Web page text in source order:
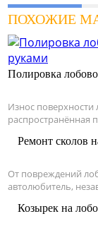
ПОХОЖИЕ
Полировка
Износ поверхности
распространённая
Ремонт сколов
От повреждений
автолюбитель,
Козырек на